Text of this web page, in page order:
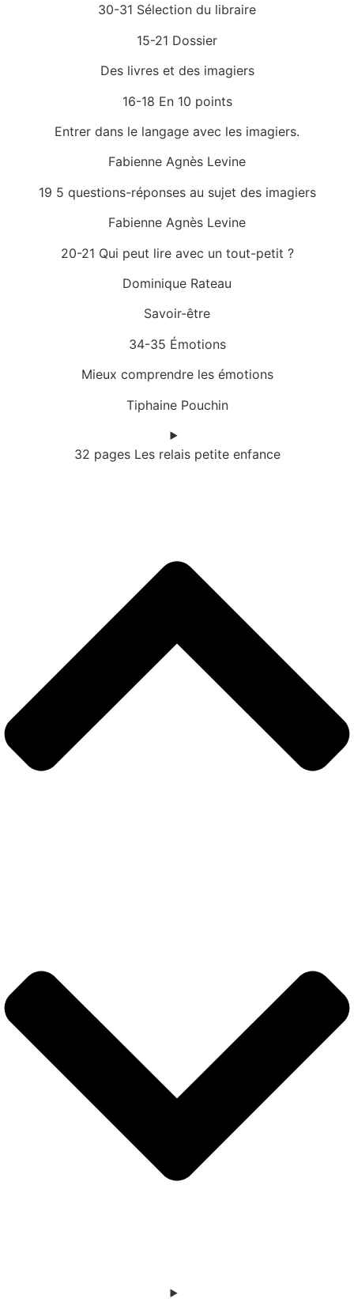
30-31 Sélection du libraire
15-21 Dossier
Des livres et des imagiers
16-18 En 10 points
Entrer dans le langage avec les imagiers.
Fabienne Agnès Levine
19 5 questions-réponses au sujet des imagiers
Fabienne Agnès Levine
20-21 Qui peut lire avec un tout-petit ?
Dominique Rateau
Savoir-être
34-35 Émotions
Mieux comprendre les émotions
Tiphaine Pouchin
32 pages Les relais petite enfance